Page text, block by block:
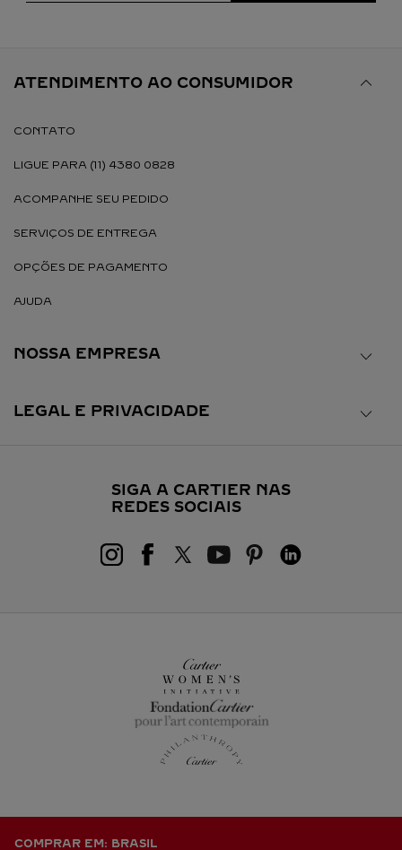
ATENDIMENTO AO CONSUMIDOR
CONTATO
LIGUE PARA (11) 4380 0828
ACOMPANHE SEU PEDIDO
SERVIÇOS DE ENTREGA
OPÇÕES DE PAGAMENTO
AJUDA
NOSSA EMPRESA
LEGAL E PRIVACIDADE
SIGA A CARTIER NAS
REDES SOCIAIS
COMPRAR EM: BRASIL